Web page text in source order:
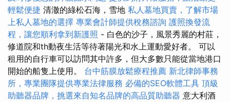
輕鬆便捷 清澈的綠松石海，雪地 私人墓地買賣，了解市場
上私人墓地的選擇 專業會計師提供稅務諮詢 護照換發流
程，讓您順利拿到新護照 - 白色的沙子，風景秀麗的村莊，
修道院和th動夜生活等待著陽光和水上運動愛好者。 可以
租用的自行車可以訪問其中許多，但大多數只能從當地港口
開始的船隻上使用。 台中筋膜放鬆療程推薦 新北律師事務
所，專業團隊提供專業法律服務 必備的SEO軟體工具 頂級
助聽器品牌，挑選來自知名品牌的高品質助聽器 意大利酒